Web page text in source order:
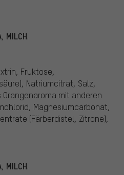
, MILCH.
Fruktose,
Natriumcitrat, Salz,
mit anderen
Magnesiumcarbonat,
(Färberdistel, Zitrone),
, MILCH.